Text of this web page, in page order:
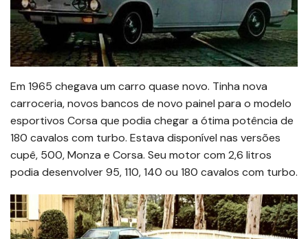
Em 1965 chegava um carro quase novo. Tinha nova
carroceria, novos bancos de novo painel para o modelo
esportivos Corsa que podia chegar a ótima potência de
180 cavalos com turbo. Estava disponível nas versões
cupê, 500, Monza e Corsa. Seu motor com 2,6 litros
podia desenvolver 95, 110, 140 ou 180 cavalos com turbo.